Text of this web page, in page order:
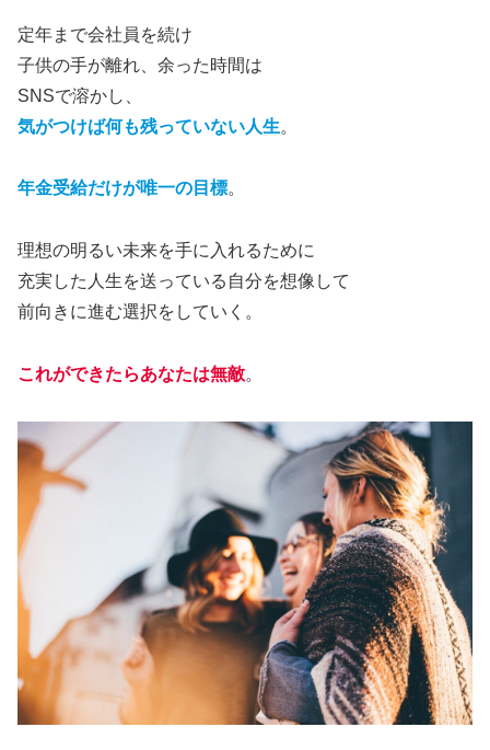
定年まで会社員を続け
子供の手が離れ、余った時間は
SNSで溶かし、
気がつけば何も残っていない人生。
年金受給だけが唯一の目標。
理想の明るい未来を手に入れるために
充実した人生を送っている自分を想像して
前向きに進む選択をしていく。
これができたらあなたは無敵。